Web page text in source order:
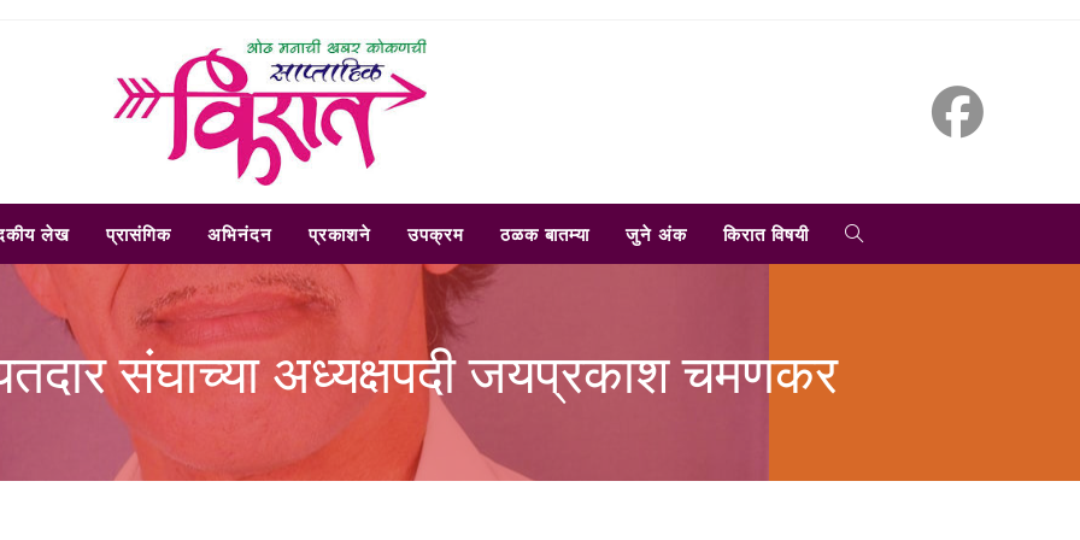
लेख प्रासंगिक अभिनंदन प्रकाशने उपक्रम ठळक बातम्या जुने अंक किरात विषयी TOGGLE
संघाच्या अध्यक्षपदी जयप्रकाश चमणकर